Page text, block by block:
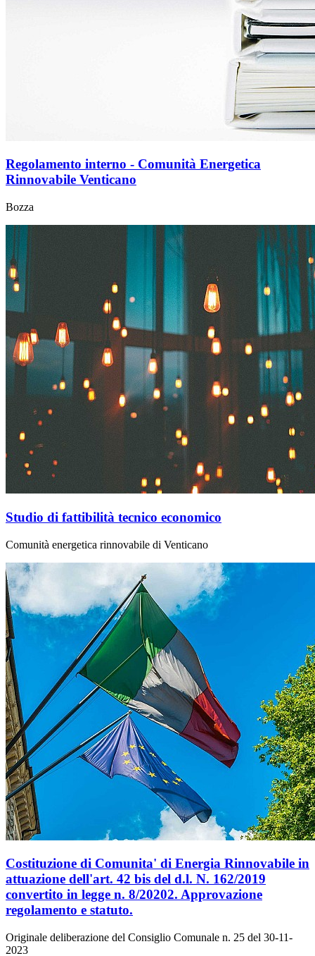
Regolamento interno - Comunità Energetica
Rinnovabile Venticano
Bozza
Studio di fattibilità tecnico economico
Comunità energetica rinnovabile di Venticano
Costituzione di Comunita' di Energia Rinnovabile in
attuazione dell'art. 42 bis del d.l. N. 162/2019
convertito in legge n. 8/20202. Approvazione
regolamento e statuto.
Originale deliberazione del Consiglio Comunale n. 25 del 30-11-
2023